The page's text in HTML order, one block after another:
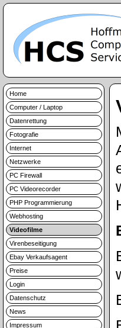
Home
Computer / Laptop
Datenrettung
Fotografie
Internet
Netzwerke
PC Firewall
PC Videorecorder
PHP Programmierung
Webhosting
Videofilme
Virenbeseitigung
Ebay Verkaufsagent
Preise
Login
Datenschutz
News
Impressum